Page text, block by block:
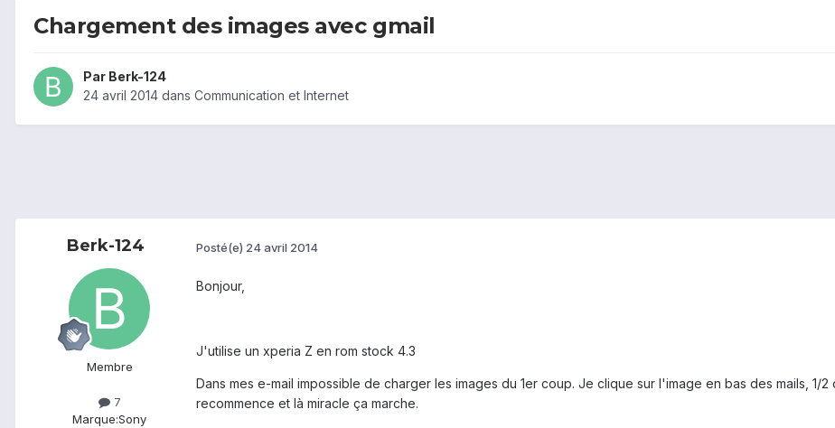
Chargement des images avec gmail
Par Berk-124
24 avril 2014 dans Communication et Internet
Berk-124
Membre
7
Marque:Sony
Posté(e) 24 avril 2014
Bonjour,
J'utilise un xperia Z en rom stock 4.3
Dans mes e-mail impossible de charger les images du 1er coup. Je clique sur l'image en bas des mails, 1/
recommence et là miracle ça marche.